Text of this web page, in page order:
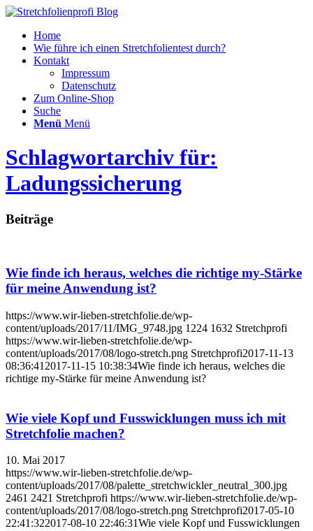
Home
Wie führe ich einen Stretchfolientest durch?
Kontakt
Impressum
Datenschutz
Zum Online-Shop
Suche
Menü Menü
Schlagwortarchiv für:
Ladungssicherung
Beiträge
Wie finde ich heraus, welches die richtige my-Stärke
für meine Anwendung ist?
https://www.wir-lieben-stretchfolie.de/wp-
content/uploads/2017/11/IMG_9748.jpg 1224 1632 Stretchprofi
https://www.wir-lieben-stretchfolie.de/wp-
content/uploads/2017/08/logo-stretch.png Stretchprofi2017-11-13
08:36:41 2017-11-15 10:38:34Wie finde ich heraus, welches die
richtige my-Stärke für meine Anwendung ist?
Wie viele Kopf und Fusswicklungen muss ich mit
Stretchfolie machen?
10. Mai 2017
https://www.wir-lieben-stretchfolie.de/wp-
content/uploads/2017/08/palette_stretchwickler_neutral_300.jpg
2461 2421 Stretchprofi https://www.wir-lieben-stretchfolie.de/wp-
content/uploads/2017/08/logo-stretch.png Stretchprofi2017-05-10
22:41:322017-08-10 22:46:31Wie viele Kopf und Fusswicklungen